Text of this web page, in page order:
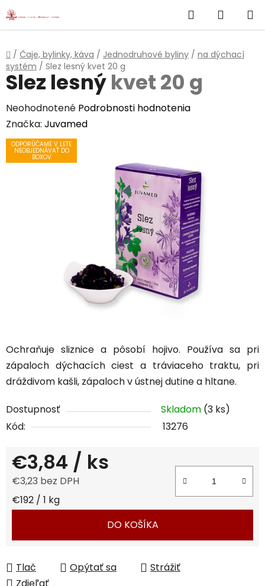
Prejsť
na
Hľadať
KOŠÍK
Domov
/ Čaje, bylinky, káva / Jednodruhové byliny / na dýchací
systém / Slez lesný kvet 20 g
Ochraňuje sliznice a pôsobí hojivo. Používa sa pri
zápaloch dýchacích ciest a tráviaceho traktu, pri
dráždivom kašli, zápaloch v ústnej dutine a hltane.
Dostupnosť Skladom (3 ks)
Kód:
13276
€3,84 / ks
€3,23 bez DPH
Jednotková cena:
€192 / 1 kg
DO KOŠÍKA
Tlač Opýtať sa
Strážiť
Slez lesnýkvet 20 g
Priemerné
hodnotenie
produktu
Neohodnotené Podrobnosti hodnotenia
Značka: Juvamed
ODPORÚČAME V LETE
NEOBJEDNÁVAŤ DO
BOXOV